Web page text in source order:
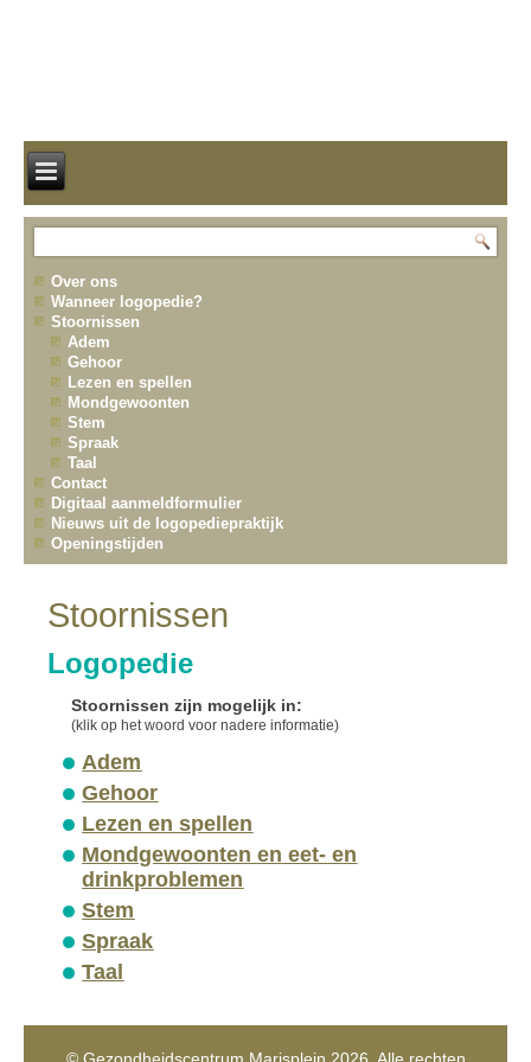
Over ons
Wanneer logopedie?
Stoornissen
Adem
Gehoor
Lezen en spellen
Mondgewoonten
Stem
Spraak
Taal
Contact
Digitaal aanmeldformulier
Nieuws uit de logopediepraktijk
Openingstijden
Stoornissen
Logopedie
Stoornissen zijn mogelijk in:
(klik op het woord voor nadere informatie)
Adem
Gehoor
Lezen en spellen
Mondgewoonten en eet- en
drinkproblemen
Stem
Spraak
Taal